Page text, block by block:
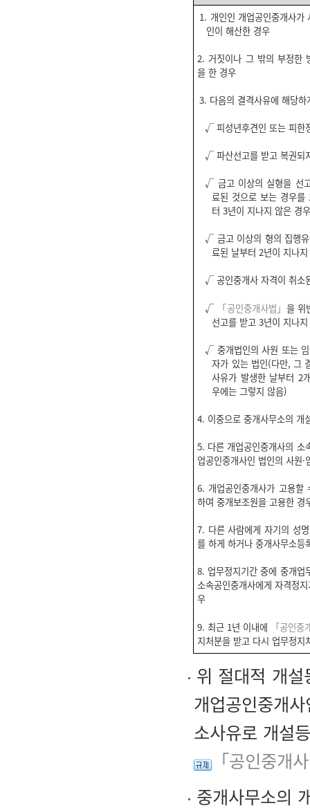
1. 개인인 개업공인중개사가
인이 해산한 경우
2. 거짓이나 그 밖의 부정한
을 한 경우
3. 다음의 결격사유에 해당하
√ 피성년후견인 또는 피한
√ 파산선고를 받고 복권되
√ 금고 이상의 실형을 선
료된 것으로 보는 경우를
터 3년이 지나지 않은 경
√ 금고 이상의 형의 집행
료된 날부터 2년이 지나
√ 공인중개사 자격이 취소
√ 「공인중개사법」 을 위
선고를 받고 3년이 지나
√ 중개법인의 사원 또는
자가 있는 법인(다만, 그
사유가 발생한 날부터 2
우에는 그렇지 않음)
4. 이중으로 중개사무소의 개
5. 다른 개업공인중개사의 소
업공인중개사인 법인의 사원·
6. 개업공인중개사가 고용할
하여 중개보조원을 고용한 경
7. 다른 사람에게 자기의 성
를 하게 하거나 중개사무소
8. 업무정지기간 중에 중개업
소속공인중개사에게 자격정
우
9. 최근 1년 이내에
「공인
지처분을 받고 다시 업무정
위 절대적 개
개업공인중개
소사유로 개설
「공인중개
중개사무소의